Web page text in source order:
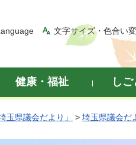
文字サイズ・色合い
健康・福祉 し
玉県議会だより」 > 埼玉県議会だ